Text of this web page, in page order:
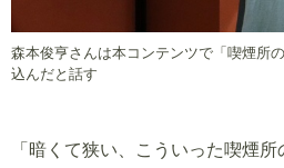
森本俊亨さんは本コンテンツで「喫煙所
込んだと話す
「暗くて狭い、こういった喫煙